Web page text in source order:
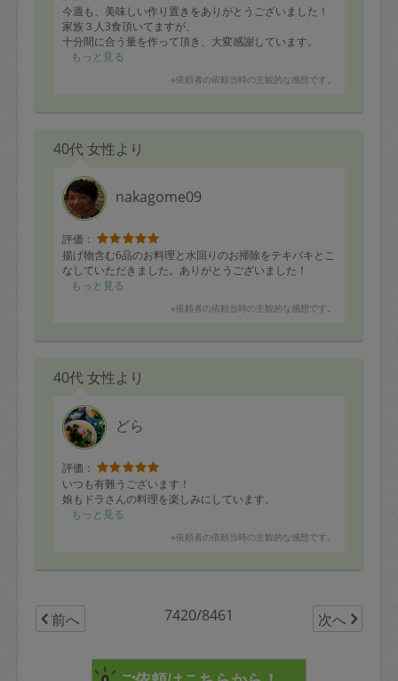
今週も、美味しい作り置きをありがとうございました！
家族３人3食頂いてますが、
十分間に合う量を作って頂き、大変感謝しています。
もっと見る
※依頼者の依頼当時の主観的な感想です。
40代 女性より
nakagome09
評価：
揚げ物含む6品のお料理と水回りのお掃除をテキパキとこ
なしていただきました。ありがとうございました！
もっと見る
※依頼者の依頼当時の主観的な感想です。
40代 女性より
どら
評価：
いつも有難うございます！
娘もドラさんの料理を楽しみにしています。
もっと見る
※依頼者の依頼当時の主観的な感想です。
前へ 7420/8461 次へ